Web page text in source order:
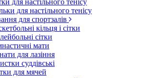
для настільного тенісу
для настільного тенісу
для спортзалів
кільця і сітки
сітки
мати
для лазіння
суддівські
для мячей